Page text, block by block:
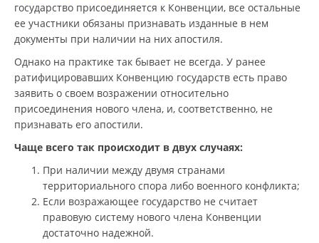
государство присоединяется к Конвенции, все остальные
ее участники обязаны признавать изданные в нем
документы при наличии на них апостиля.
Однако на практике так бывает не всегда. У ранее
ратифицировавших Конвенцию государств есть право
заявить о своем возражении относительно
присоединения нового члена, и, соответственно, не
признавать его апостили.
Чаще всего так происходит в двух случаях:
При наличии между двумя странами
территориального спора либо военного конфликта;
Если возражающее государство не считает
правовую систему нового члена Конвенции
достаточно надежной.